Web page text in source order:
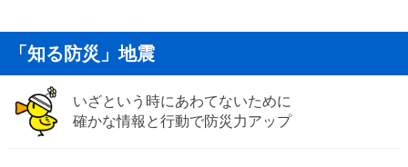
「知る防災」地震
いざという時にあわてないために
確かな情報と行動で防災力アップ